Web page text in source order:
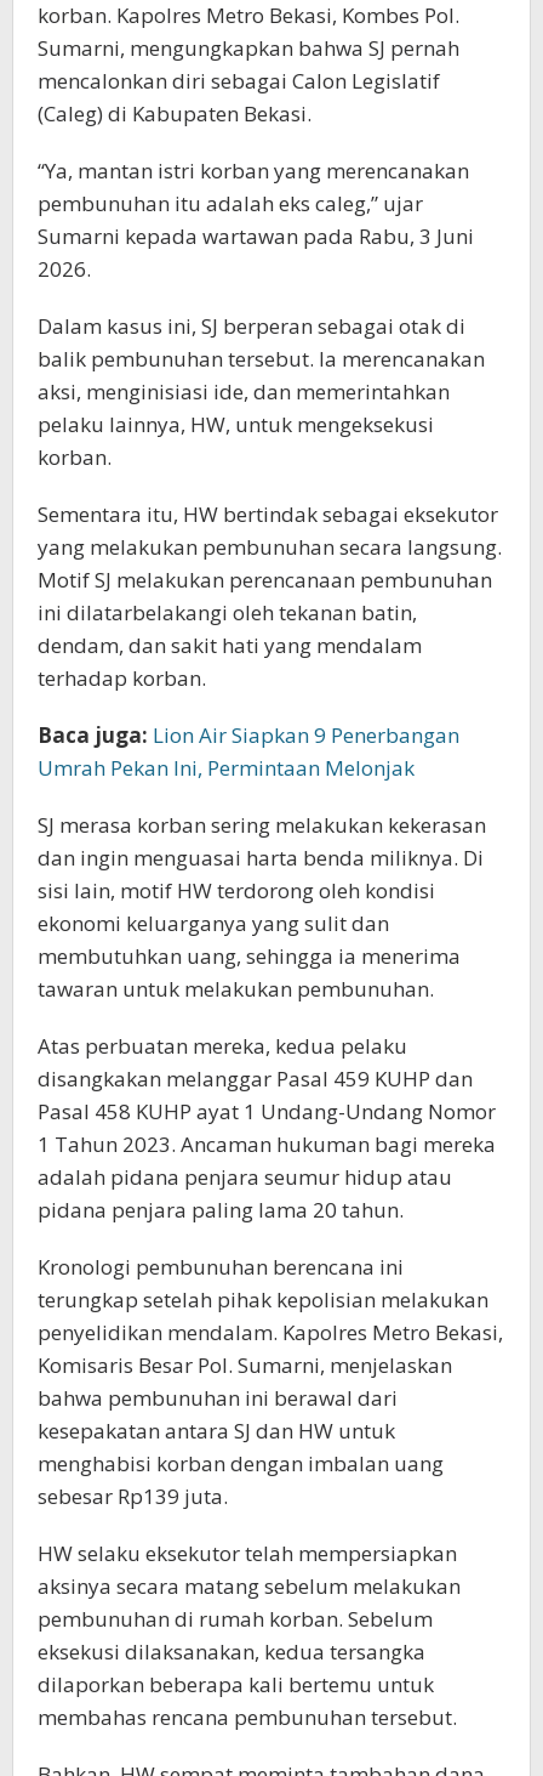
korban. Kapolres Metro Bekasi, Kombes Pol.
Sumarni, mengungkapkan bahwa SJ pernah
mencalonkan diri sebagai Calon Legislatif
(Caleg) di Kabupaten Bekasi.
“Ya, mantan istri korban yang merencanakan
pembunuhan itu adalah eks caleg,” ujar
Sumarni kepada wartawan pada Rabu, 3 Juni
2026.
Dalam kasus ini, SJ berperan sebagai otak di
balik pembunuhan tersebut. Ia merencanakan
aksi, menginisiasi ide, dan memerintahkan
pelaku lainnya, HW, untuk mengeksekusi
korban.
Sementara itu, HW bertindak sebagai eksekutor
yang melakukan pembunuhan secara langsung.
Motif SJ melakukan perencanaan pembunuhan
ini dilatarbelakangi oleh tekanan batin,
dendam, dan sakit hati yang mendalam
terhadap korban.
Baca juga: Lion Air Siapkan 9 Penerbangan
Umrah Pekan Ini, Permintaan Melonjak
SJ merasa korban sering melakukan kekerasan
dan ingin menguasai harta benda miliknya. Di
sisi lain, motif HW terdorong oleh kondisi
ekonomi keluarganya yang sulit dan
membutuhkan uang, sehingga ia menerima
tawaran untuk melakukan pembunuhan.
Atas perbuatan mereka, kedua pelaku
disangkakan melanggar Pasal 459 KUHP dan
Pasal 458 KUHP ayat 1 Undang-Undang Nomor
1 Tahun 2023. Ancaman hukuman bagi mereka
adalah pidana penjara seumur hidup atau
pidana penjara paling lama 20 tahun.
Kronologi pembunuhan berencana ini
terungkap setelah pihak kepolisian melakukan
penyelidikan mendalam. Kapolres Metro Bekasi,
Komisaris Besar Pol. Sumarni, menjelaskan
bahwa pembunuhan ini berawal dari
kesepakatan antara SJ dan HW untuk
menghabisi korban dengan imbalan uang
sebesar Rp139 juta.
HW selaku eksekutor telah mempersiapkan
aksinya secara matang sebelum melakukan
pembunuhan di rumah korban. Sebelum
eksekusi dilaksanakan, kedua tersangka
dilaporkan beberapa kali bertemu untuk
membahas rencana pembunuhan tersebut.